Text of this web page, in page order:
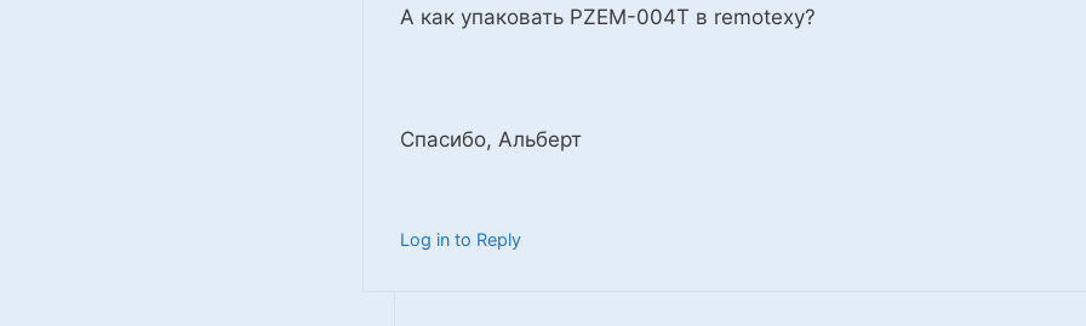
А как упаковать PZEM-004T в remotexy?
Спасибо, Альберт
Log in to Reply